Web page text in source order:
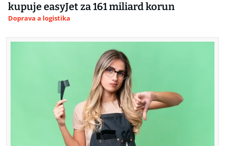
kupuje easyJet za 161 miliard korun
Doprava a logistika